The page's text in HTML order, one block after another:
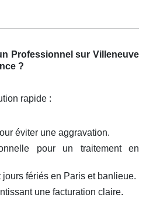
Professionnel sur Villeneuve
?
rapide :
éviter une aggravation.
pour un traitement en
fériés en Paris et banlieue.
une facturation claire.